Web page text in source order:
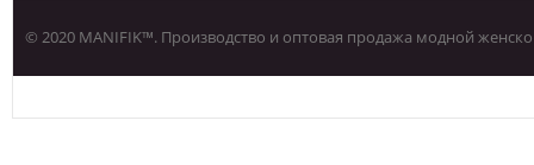
© 2020 MANIFIK™. Производство и оптовая продажа модной